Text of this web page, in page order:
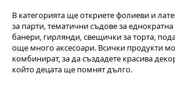
В категорията ще откриете фолиеви и
за парти, тематични съдове за
банери, гирлянди, свещички за торта,
още много аксесоари. Всички продукти
комбинират, за да създадете красива
който децата ще помнят дълго.